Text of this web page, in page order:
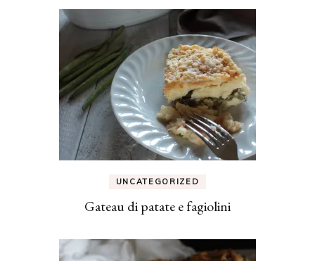
UNCATEGORIZED
Gateau di patate e fagiolini